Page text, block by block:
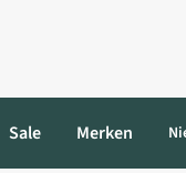
Sale Merken